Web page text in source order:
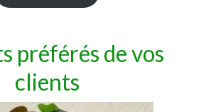
préférés de vos
clients